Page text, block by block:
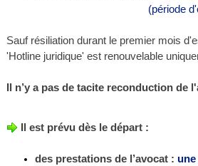
(période
Sauf résiliation durant le premier mois
'Hotline juridique' est renouvelable
Il n’y a pas de tacite recond uction de
Il est prévu dès le départ :
des prestations de l’avocat :